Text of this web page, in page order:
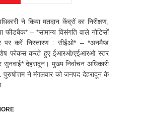
ने किया मतदान केंद्रों का निरीक्षण,
फीडबैक* – *सामान्य विसंगति वाले नोटिसों
पर करें निस्तारण : सीईओ* – ⁠*अनमैप्ड
फोकस करते हुए ईआरओ/एईआरओ स्तर
सुनवाई* देहरादून। मुख्य निर्वाचन अधिकारी
पुरुषोत्तम ने मंगलवार को जनपद देहरादून के